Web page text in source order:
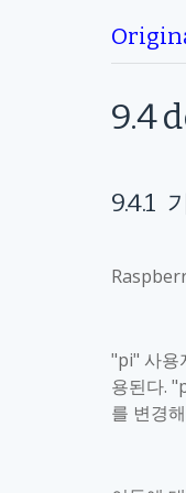
9.4
9.4.1
"pi" 사용
용된다.
를 변경